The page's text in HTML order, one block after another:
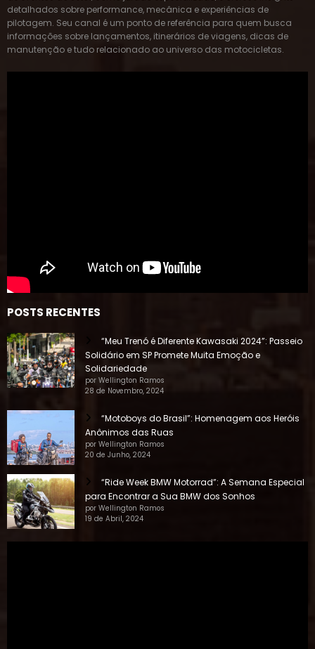
manutenção e tudo relacionado ao universo das motocicletas.
POSTS RECENTES
Solidário em SP Promete Muita Emoção e
por Wellington Ramos
28 de Novembro, 2024
“Motoboys do Brasil”: Homenagem aos Heróis
Anônimos das Ruas
20 de Junho, 2024
“Ride Week BMW Motorrad”: A Semana Especial
para Encontrar a Sua BMW dos Sonhos
19 de Abril, 2024